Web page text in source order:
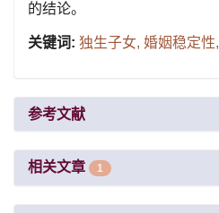
的结论。
关键词: 独生子女, 婚姻稳定性,
参考文献
相关文章 1